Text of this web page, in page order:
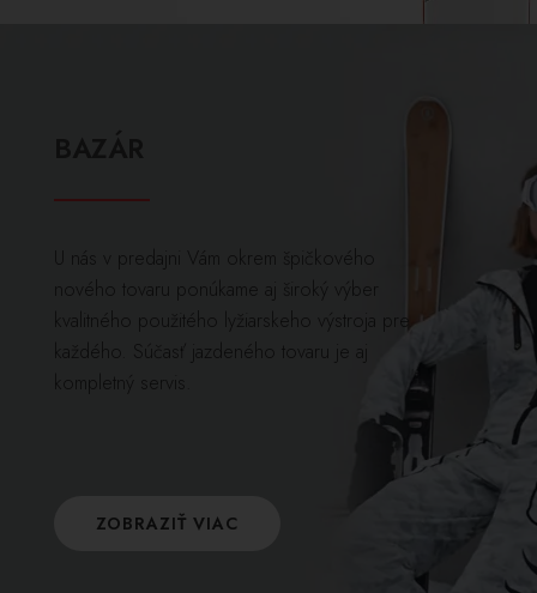
U nás v predajni Vám okrem špičkového
nového tovaru ponúkame aj široký výber
kvalitného použitého lyžiarskeho výstroja pre
každého. Súčasť jazdeného tovaru je aj
kompletný servis.
ZOBRAZIŤ VIAC